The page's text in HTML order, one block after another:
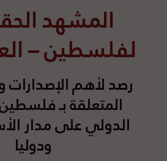
المشهد
لفلسطين –
رصدلأهم
المتعلقة بـ
الدولي على مدار
ودوليا